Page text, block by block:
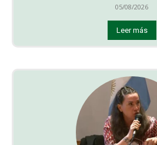
05/08/2026
Leer más